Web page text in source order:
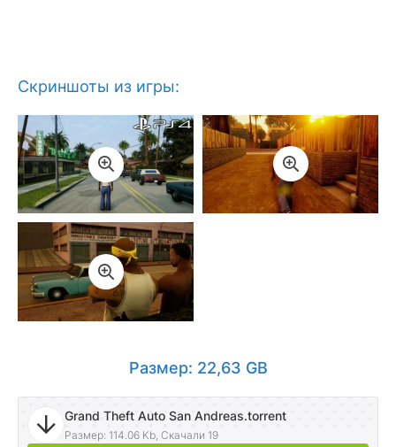
Скриншоты из игры:
Размер: 22,63 GB
Grand Theft Auto San Andreas.torrent
Размер: 114.06 Kb, Скачали 19